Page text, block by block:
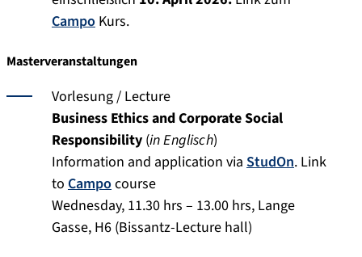
Campo Kurs.
Masterveranstaltungen
Vorlesung / Lecture
Business Ethics and Corporate Social
Responsibility (in Englisch)
Information and application via StudOn. Link
to Campocourse
Wednesday, 11.30 hrs – 13.00 hrs, Lange
Gasse, H6 (Bissantz-Lecture hall)